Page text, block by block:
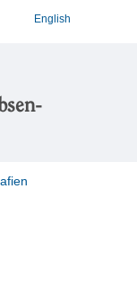
English